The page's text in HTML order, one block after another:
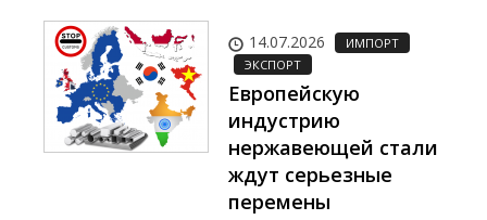
14.07.2026
ИМПОРТ
ЭКСПОРТ
Европейскую
индустрию
нержавеющей стали
ждут серьезные
перемены